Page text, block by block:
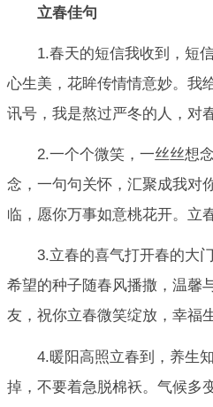
立春佳句
1.春天的短信我收到，短
心生美，花眸传情情意妙。我
讯号，我是熬过严冬的人，对
2.一个个微笑，一丝丝想
念，一句句关怀，汇聚成我对
临，愿你万事如意桃花开。立
3.立春的喜气打开春的大
希望的种子随春风播撒，温馨
友，祝你立春微笑绽放，幸福
4.暖阳高照立春到，养生
掉，不要着急脱棉袄。气候多